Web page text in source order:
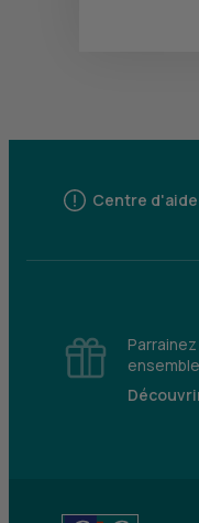
Centre d'aide